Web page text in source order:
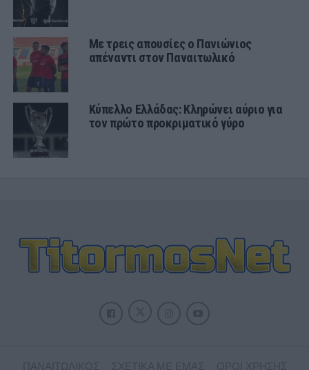
Με τρεις απουσίες ο Πανιώνιος
απέναντι στον Παναιτωλικό
Κύπελλο Ελλάδας: Κληρώνει αύριο για
τον πρώτο προκριματικό γύρο